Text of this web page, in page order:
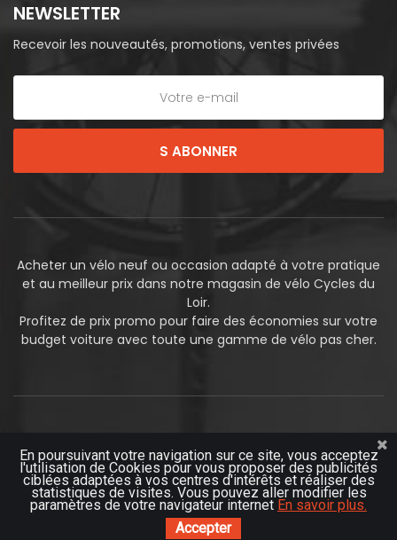
NEWSLETTER
Recevoir les nouveautés, promotions, ventes privées
S ABONNER
Acheter un vélo neuf ou occasion adapté à votre pratique
et au meilleur prix dans notre magasin de vélo Cycles du
Loir.
Profitez de prix promo pour faire des économies sur votre
budget voiture avec toute une gamme de vélo pas cher.
© 2019Futurosoft
Site protégé par reCAPTCHA.Vie privée
En poursuivant votre navigation sur ce site, vous acceptez
l'utilisation de Cookies pour vous proposer des publicités
ciblées adaptées à vos centres d'intérêts et réaliser des
statistiques de visites. Vous pouvez aller modifier les
paramètres de votre navigateur internet En savoir plus.
Accepter